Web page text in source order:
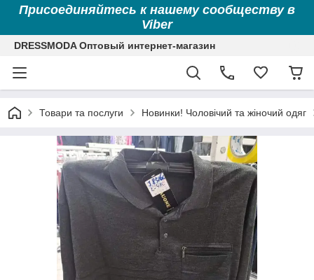
Присоединяйтесь к нашему сообществу в
Viber
DRESSMODA Оптовый интернет-магазин
Товари та послуги Новинки! Чоловічий та жіночий одяг